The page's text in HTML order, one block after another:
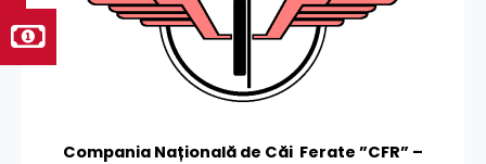
Compania Națională de Căi Ferate ”CFR” –